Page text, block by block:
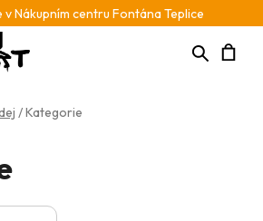
Nákupním centru Fontána Teplice
Hledat
/Kategorie